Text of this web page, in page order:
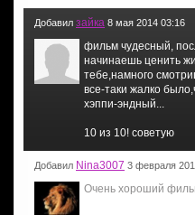
Добавил зайка 8 мая 2014 03:16
фильм чудесный,
начинаешь ценить
тебе,намного
все-таки жалко
хэппи-эндный...
10 из 10! советую
Добавил Nina3007 3 февраля
Очень хороший